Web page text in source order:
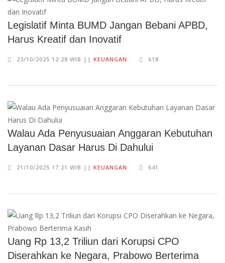
Legislatif Minta BUMD Jangan Bebani APBD,
Harus Kreatif dan Inovatif
23/10/2025 12:28 WIB || KEUANGAN 618
Walau Ada Penyusuaian Anggaran Kebutuhan
Layanan Dasar Harus Di Dahului
21/10/2025 17:21 WIB || KEUANGAN 641
Uang Rp 13,2 Triliun dari Korupsi CPO
Diserahkan ke Negara, Prabowo Berterima